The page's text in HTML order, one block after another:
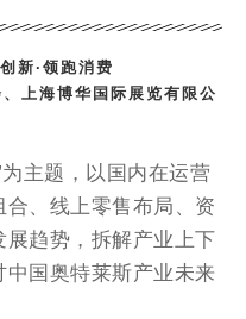
新·领跑消费
上海博华国际展览有限公
为主题，以国内在运营
、线上零售布局、资
趋势，拆解产业上下
国奥特莱斯产业未来